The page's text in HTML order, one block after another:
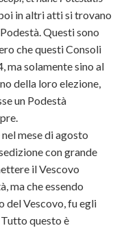
in altri atti si trovano
Questi sono
che questi Consoli
ma solamente sino al
della loro elezione,
un Podestà
mese di agosto
con grande
il Vescovo
ma che essendo
Vescovo, fu egli
questo è